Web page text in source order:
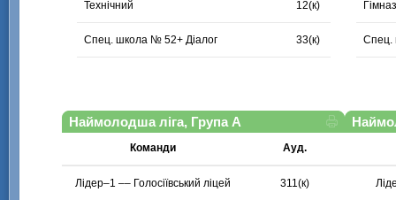
Технічний 12(к)
Спец. школа № 52+ Діалог 33(к)
Наймолодша ліга, Група А
Команди Ауд.
Лідер–1 –– Голосіївський ліцей 311(к)